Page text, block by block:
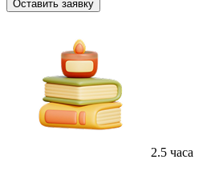
Оставить заявку
2.5 часа